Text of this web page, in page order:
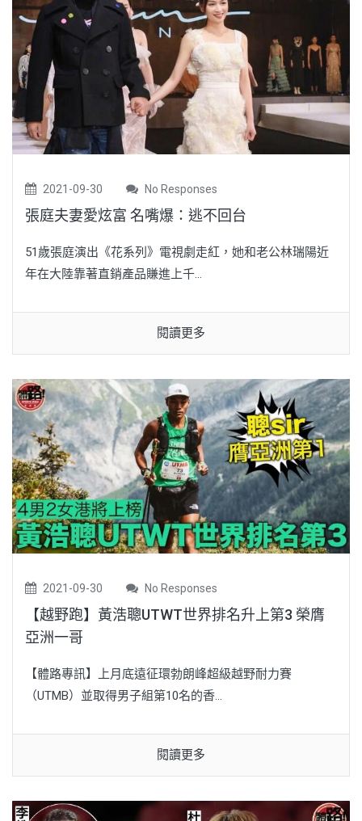
2021-09-30 No Responses
張庭夫妻愛炫富 名嘴爆：逃不回台
51歲張庭演出《花系列》電視劇走紅，她和老公林瑞陽近
年在大陸靠著直銷產品賺進上千...
閱讀更多
2021-09-30 No Responses
【越野跑】黃浩聰UTWT世界排名升上第3 榮膺
亞洲一哥
【體路專訊】上月底遠征環勃朗峰超級越野耐力賽
（UTMB）並取得男子組第10名的香...
閱讀更多